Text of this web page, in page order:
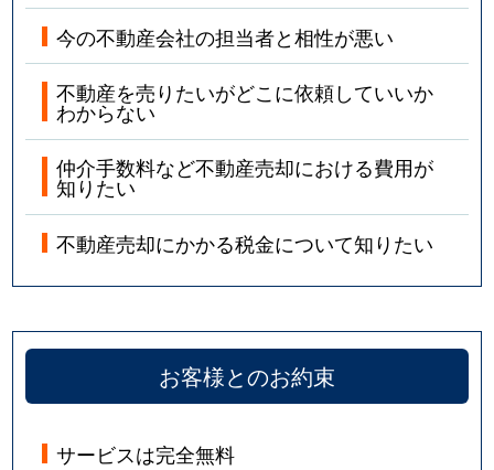
今の不動産会社の担当者と相性が悪い
不動産を売りたいがどこに依頼していいか
わからない
仲介手数料など不動産売却における費用が
知りたい
不動産売却にかかる税金について知りたい
お客様とのお約束
サービスは完全無料